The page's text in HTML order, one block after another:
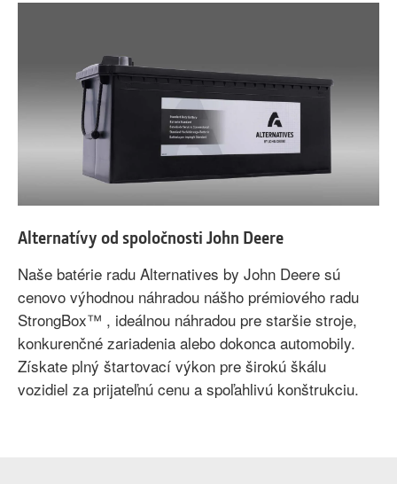
Alternatívy od spoločnosti John Deere
Naše batérie radu Alternatives by John Deere sú
cenovo výhodnou náhradou nášho prémiového radu
StrongBox™ , ideálnou náhradou pre staršie stroje,
konkurenčné zariadenia alebo dokonca automobily.
Získate plný štartovací výkon pre širokú škálu
vozidiel za prijateľnú cenu a spoľahlivú konštrukciu.